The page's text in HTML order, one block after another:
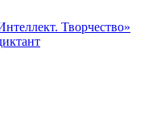
Творчество»